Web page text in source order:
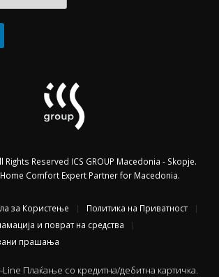
Reserved ICS GROUP Macedonia - Skopje.
Comfort Expert Partner for Macedonia.
за Користење
Политика на Приватност
и поврат на средства
прашања
Плаќање со кредитна/дебитна картичка.